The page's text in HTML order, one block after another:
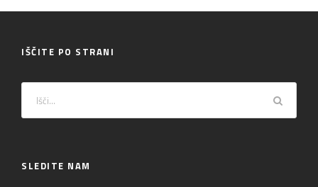
IŠČITE PO STRANI
SLEDITE NAM